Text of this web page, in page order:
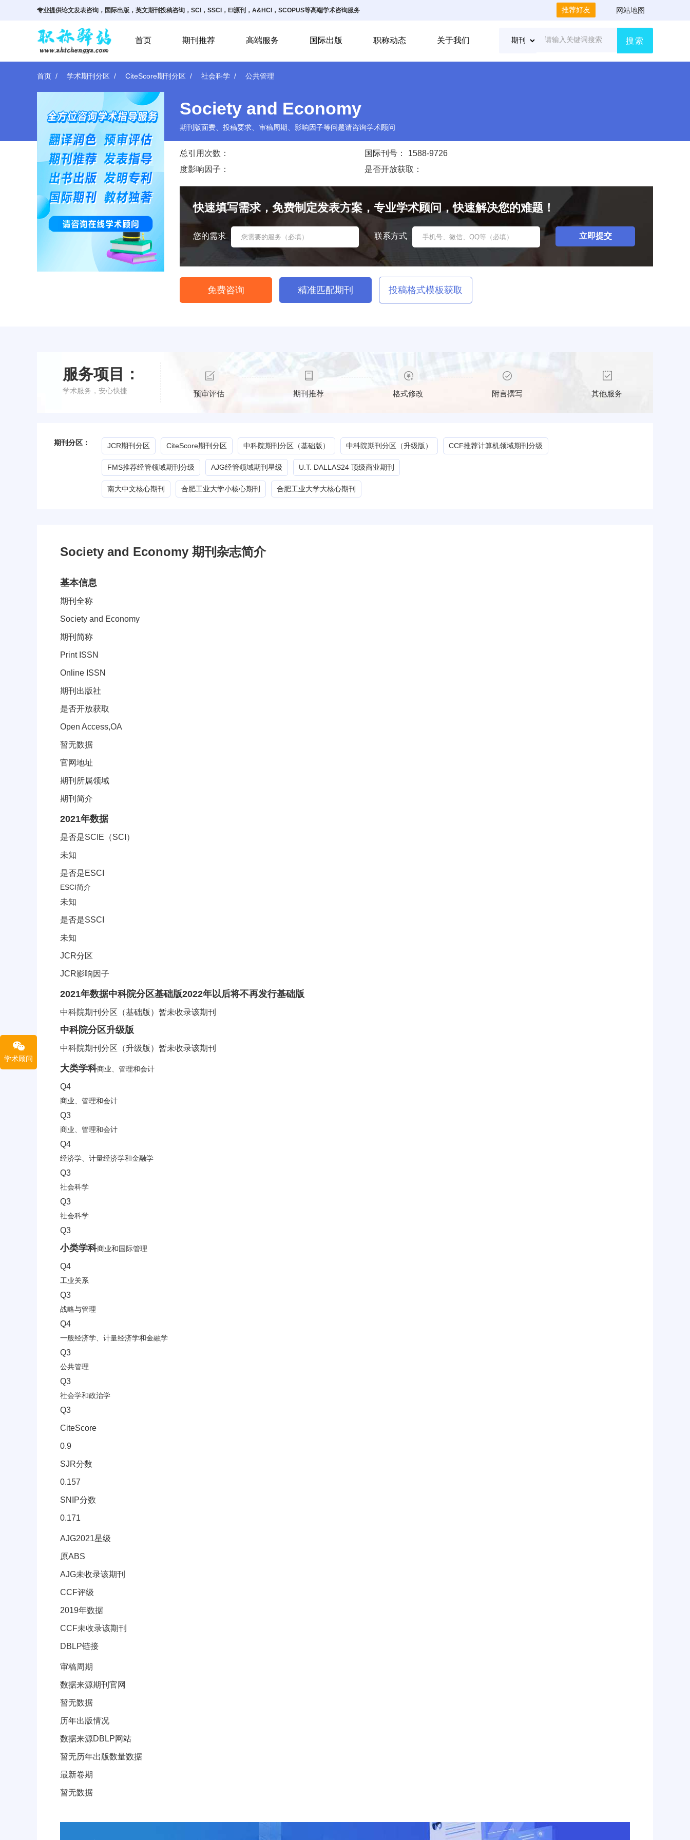
专业提供论文发表咨询，国际出版，英文期刊投稿咨询，SCI，SSCI，EI源刊，A&HCI，SCOPUS等高端学术咨询服务 推荐好友 网站地图
首页 期刊推荐 高端服务 国际出版 职称动态 关于我们 搜索
首页 学术期刊分区 CiteScore期刊分区 社会科学 公共管理
Society and Economy
期刊版面费、投稿要求、审稿周期、影响因子等问题请咨询学术顾问
总引用次数：
度影响因子：
国际刊号：
1588-9726
是否开放获取：
快速填写需求，免费制定发表方案，专业学术顾问，快速解决您的难题！
您的需求 联系方式
免费咨询 精准匹配期刊 投稿格式模板获取
服务项目：
学术服务，安心快捷 预审评估 期刊推荐 格式修改 附言撰写 其他服务
期刊分区： JCR期刊分区 CiteScore期刊分区 中科院期刊分区（基础版） 中科院期刊分区（升级版） CCF推荐计算机领域期刊分级
FMS推荐经管领域期刊分级 AJG经管领域期刊星级 U.T. DALLAS24 顶级商业期刊
南大中文核心期刊 合肥工业大学小核心期刊 合肥工业大学大核心期刊
Society and Economy 期刊杂志简介
基本信息
期刊全称
Society and Economy
期刊简称
Print ISSN
Online ISSN
期刊出版社
是否开放获取
Open Access,OA
暂无数据
官网地址
期刊所属领域
期刊简介
JCR分区索引信息
2021年数据
是否是SCIE（SCI）
未知
是否是ESCI
ESCI简介
未知
是否是SSCI
未知
JCR分区
JCR影响因子
中科院分区信息
2021年数据中科院分区基础版2022年以后将不再发行基础版
中科院期刊分区（基础版）暂未收录该期刊
中科院分区升级版
中科院期刊分区（升级版）暂未收录该期刊
CiteScore分区信息
大类学科商业、管理和会计
Q4
商业、管理和会计
Q3
商业、管理和会计
Q4
经济学、计量经济学和金融学
Q3
社会科学
Q3
社会科学
Q3
小类学科商业和国际管理
Q4
工业关系
Q3
战略与管理
Q4
一般经济学、计量经济学和金融学
Q3
公共管理
Q3
社会学和政治学
Q3
CiteScore
0.9
SJR分数
0.157
SNIP分数
0.171
其它信息(AJG星级、CCF等级)
AJG2021星级
原ABS
AJG未收录该期刊
CCF评级
2019年数据
CCF未收录该期刊
DBLP链接
审稿周期和出版信息
审稿周期
数据来源期刊官网
暂无数据
历年出版情况
数据来源DBLP网站
暂无历年出版数量数据
最新卷期
暂无数据
学术顾问